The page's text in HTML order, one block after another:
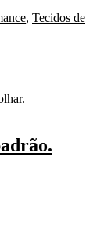
, Tecidos de